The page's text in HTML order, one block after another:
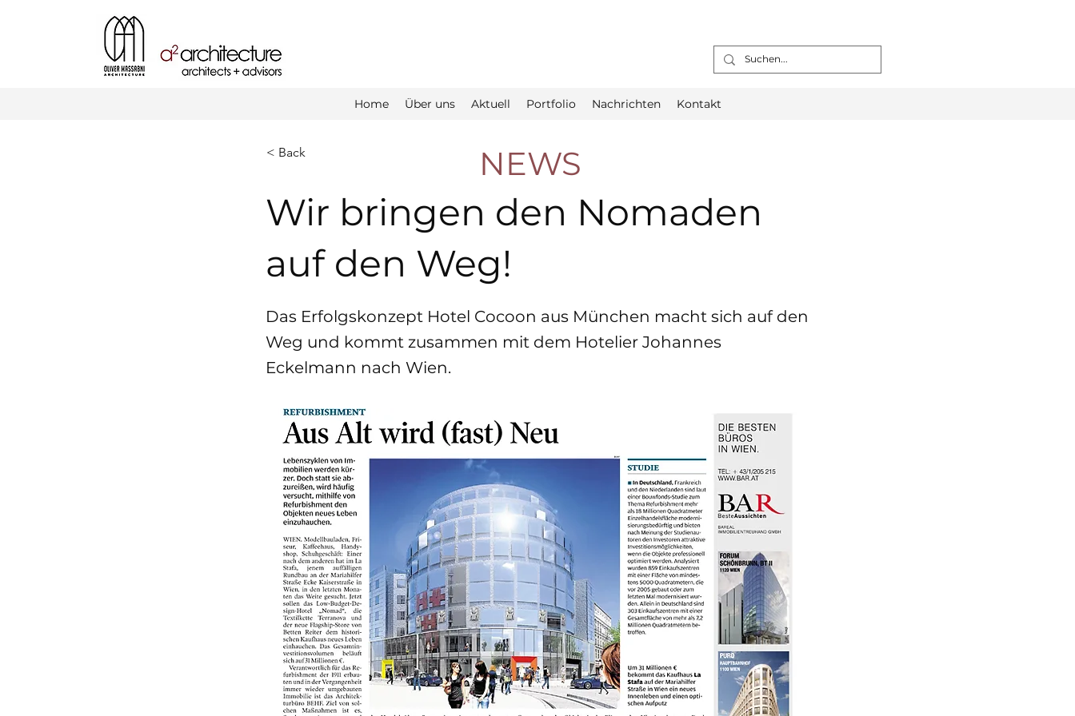
Home Über uns Aktuell Portfolio Nachrichten Kontakt
< Back NEWS
Wir bringen den Nomaden
auf den Weg!
Das Erfolgskonzept Hotel Cocoon aus München macht sich auf den
Weg und kommt zusammen mit dem Hotelier Johannes
Eckelmann nach Wien.